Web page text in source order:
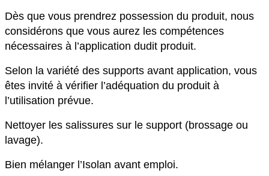
Dès que vous prendrez possession du produit, nous
considérons que vous aurez les compétences
nécessaires à l’application dudit produit.
Selon la variété des supports avant application, vous
êtes invité à vérifier l’adéquation du produit à
l’utilisation prévue.
Nettoyer les salissures sur le support (brossage ou
lavage).
Bien mélanger l’Isolan avant emploi.